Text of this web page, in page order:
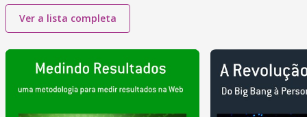
Ver a lista completa